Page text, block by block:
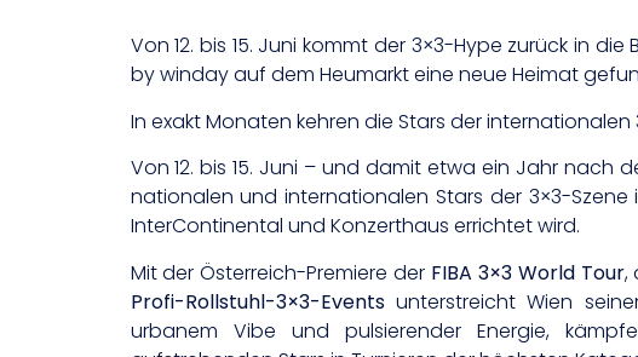
Von 12. bis 15. Juni kommt der 3×3-Hype zurück in
by winday auf dem Heumarkt eine neue Heimat
In exakt Monaten kehren die Stars der internationalen
Von 12. bis 15. Juni – und damit etwa ein Jahr nach
nationalen und internationalen Stars der 3×3-Szene
InterContinental und Konzerthaus errichtet wird.
Mit der Österreich-Premiere der FIBA 3×3 World Tour,
Profi-Rollstuhl-3×3-Eventsunterstreicht Wien
urbanem Vibe und pulsierender Energie,